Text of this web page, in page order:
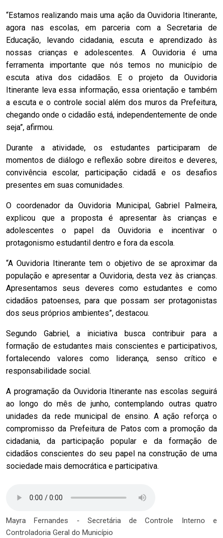
“Estamos realizando mais uma ação da Ouvidoria Itinerante,
agora nas escolas, em parceria com a Secretaria de
Educação, levando cidadania, escuta e aprendizado às
nossas crianças e adolescentes. A Ouvidoria é uma
ferramenta importante que nós temos no município de
escuta ativa dos cidadãos. E o projeto da Ouvidoria
Itinerante leva essa informação, essa orientação e também
a escuta e o controle social além dos muros da Prefeitura,
chegando onde o cidadão está, independentemente de onde
seja”, afirmou.
Durante a atividade, os estudantes participaram de
momentos de diálogo e reflexão sobre direitos e deveres,
convivência escolar, participação cidadã e os desafios
presentes em suas comunidades.
O coordenador da Ouvidoria Municipal, Gabriel Palmeira,
explicou que a proposta é apresentar às crianças e
adolescentes o papel da Ouvidoria e incentivar o
protagonismo estudantil dentro e fora da escola.
“A Ouvidoria Itinerante tem o objetivo de se aproximar da
população e apresentar a Ouvidoria, desta vez às crianças.
Apresentamos seus deveres como estudantes e como
cidadãos patoenses, para que possam ser protagonistas
dos seus próprios ambientes”, destacou.
Segundo Gabriel, a iniciativa busca contribuir para a
formação de estudantes mais conscientes e participativos,
fortalecendo valores como liderança, senso crítico e
responsabilidade social.
A programação da Ouvidoria Itinerante nas escolas seguirá
ao longo do mês de junho, contemplando outras quatro
unidades da rede municipal de ensino. A ação reforça o
compromisso da Prefeitura de Patos com a promoção da
cidadania, da participação popular e da formação de
cidadãos conscientes do seu papel na construção de uma
sociedade mais democrática e participativa.
Mayra Fernandes - Secretária de Controle Interno e
Controladoria Geral do Município